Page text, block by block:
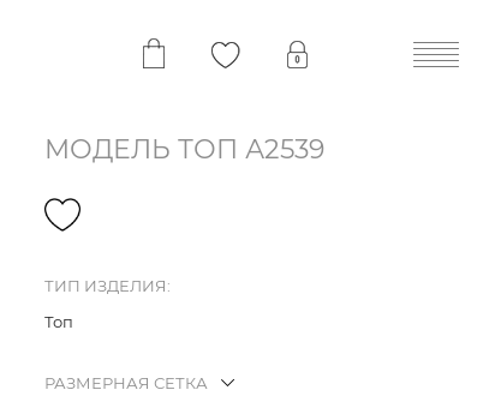
МОДЕЛЬ ТОП А2539
ТИП ИЗДЕЛИЯ:
Топ
РАЗМЕРНАЯ СЕТКА